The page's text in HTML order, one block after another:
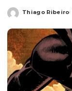
Posted
Thiago Ribeiro